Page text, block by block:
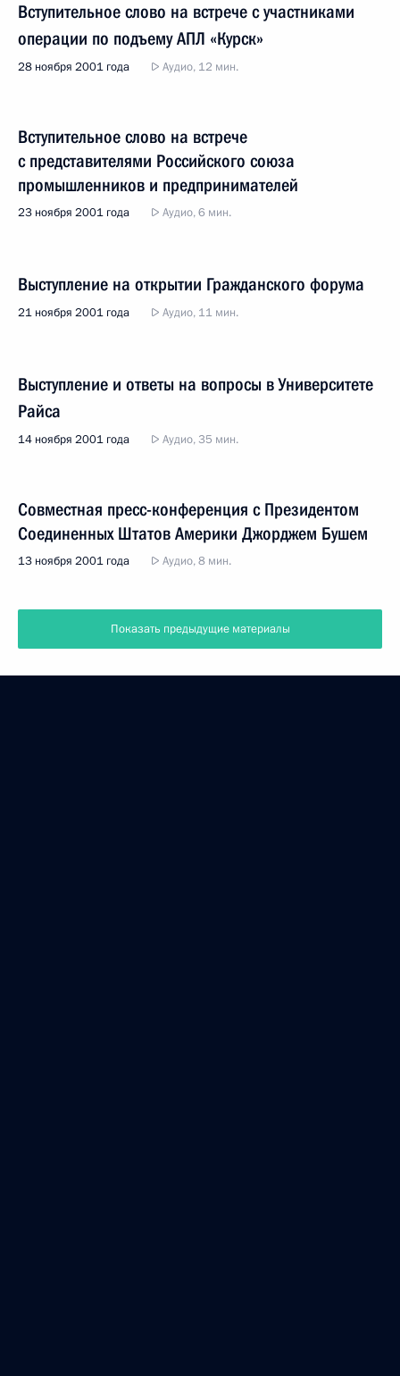
Вступительное слово на встрече с участниками
операции по подъему АПЛ «Курск»
28 ноября 2001 года Аудио, 12 мин.
Вступительное слово на встрече
с представителями Российского союза
промышленников и предпринимателей
23 ноября 2001 года Аудио, 6 мин.
Выступление на открытии Гражданского форума
21 ноября 2001 года Аудио, 11 мин.
Выступление и ответы на вопросы в Университете
Райса
14 ноября 2001 года Аудио, 35 мин.
Совместная пресс-конференция с Президентом
Соединенных Штатов Америки Джорджем Бушем
13 ноября 2001 года Аудио, 8 мин.
Показать предыдущие материалы